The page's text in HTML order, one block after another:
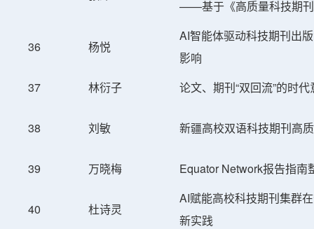
——基于《高质量科技期
36 杨悦
AI智能体驱动科技期刊出
影响
37
林衍子 论文、期刊“双回流”的时
38 刘敏 新疆高校双语科技期刊高
39 万晓梅 Equator Network报告指南
40 杜诗灵
AI赋能高校科技期刊集群
新实践